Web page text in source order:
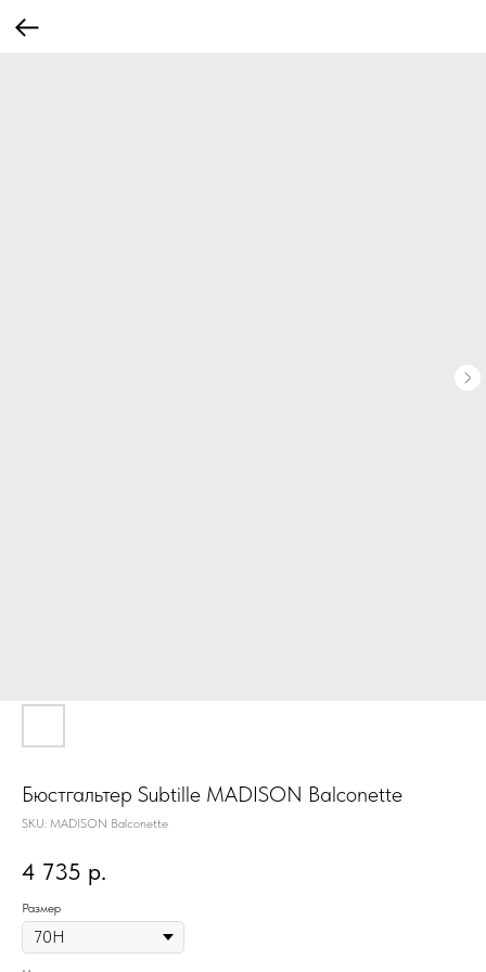
Бюстгальтер Subtille MADISON Balconette
SKU: MADISON Balconette
4 735 р.
Размер